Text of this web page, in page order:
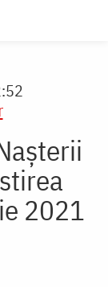
2021